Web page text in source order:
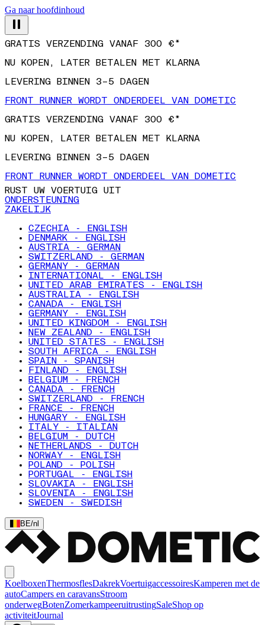
Ga naar hoofdinhoud
NU KOPEN, LATER BETALEN MET KLARNA
LEVERING BINNEN 3–5 DAGEN
FRONT RUNNER WORDT ONDERDEEL VAN DOMETIC
GRATIS VERZENDING VANAF 300 €*
NU KOPEN, LATER BETALEN MET KLARNA
LEVERING BINNEN 3–5 DAGEN
FRONT RUNNER WORDT ONDERDEEL VAN DOMETIC
RUST UW VOERTUIG UIT
ONDERSTEUNING
ZAKELIJK
CZECHIA - ENGLISH
DENMARK - ENGLISH
AUSTRIA - GERMAN
SWITZERLAND - GERMAN
GERMANY - GERMAN
INTERNATIONAL - ENGLISH
UNITED ARAB EMIRATES - ENGLISH
AUSTRALIA - ENGLISH
CANADA - ENGLISH
GERMANY - ENGLISH
UNITED KINGDOM - ENGLISH
NEW ZEALAND - ENGLISH
UNITED STATES - ENGLISH
SOUTH AFRICA - ENGLISH
SPAIN - SPANISH
FINLAND - ENGLISH
BELGIUM - FRENCH
CANADA - FRENCH
SWITZERLAND - FRENCH
FRANCE - FRENCH
HUNGARY - ENGLISH
ITALY - ITALIAN
BELGIUM - DUTCH
NETHERLANDS - DUTCH
NORWAY - ENGLISH
POLAND - POLISH
PORTUGAL - ENGLISH
SLOVAKIA - ENGLISH
SLOVENIA - ENGLISH
SWEDEN - SWEDISH
BE/nl
KoelboxenThermosflesDakrekVoertuigaccessoiresKamperen met de
autoCampers en caravansStroom
onderwegBotenZomerkampeeruitrustingSaleShop op
activiteitJournal